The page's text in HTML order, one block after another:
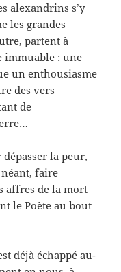
alexandrins s’y
les grandes
partent à
immuable : une
un enthousiasme
des vers
de
la peur,
néant, faire
affres de la mort
le Poète au bout
déjà échappé au-